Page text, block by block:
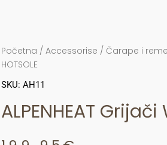
Početna / Accessorise / Čarape i
HOTSOLE
SKU: AH11
ALPENHEAT Grijači